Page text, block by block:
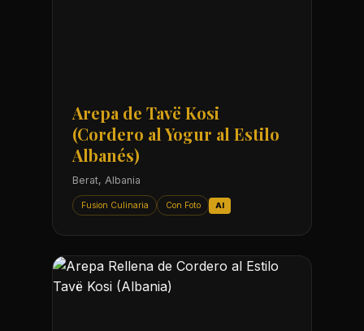
Arepa de Tavë Kosi
(Cordero al Yogur al Estilo
Albanés)
Berat, Albania
Fusion Culinaria Con Foto AI